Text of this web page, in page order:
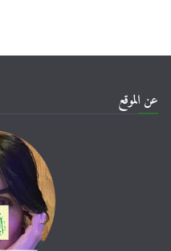
عن الموقع